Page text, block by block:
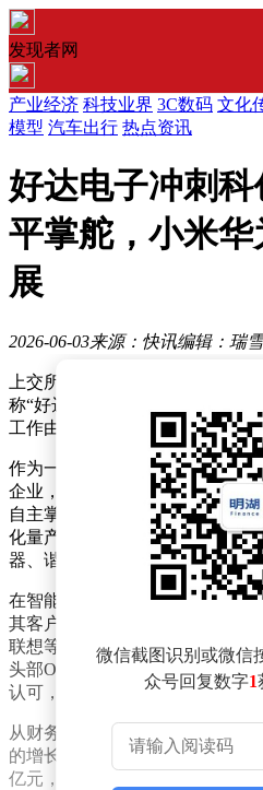
发现者网
产业经济 科技业界 3C数码 文化
模型 汽车出行 热点资讯
好达电子冲刺科
平掌舵，小米
展
2026-06-03来源：快讯编辑：瑞雪
上交所官网最新信息显示，无
称“好达电子”）的科创板IPO申
工作由国联民生负责，保荐代表
作为一家专注于声表面波射频芯
企业，好达电子在国内市场中占
自主掌控芯片设计、晶圆制造、
化量产出货的IDM企业之一。其
器、谐振器等，广泛应用于智能
在智能终端市场，好达电子已与
其客户包括OPPO、vivo、小米
联想等一线手机品牌，以及华勤
头部ODM厂商。这些合作不仅
认可，也为其未来的发展奠定了
从财务数据来看，好达电子在
的增长态势。公司营业收入分别
亿元，复合增长率约为27%。尽
微信截图识别或微信
众号回复数字1